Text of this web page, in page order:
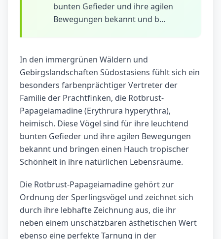
bunten Gefieder und ihre agilen
Bewegungen bekannt und b...
In den immergrünen Wäldern und
Gebirgslandschaften Südostasiens fühlt sich ein
besonders farbenprächtiger Vertreter der
Familie der Prachtfinken, die Rotbrust-
Papageiamadine (Erythrura hyperythra),
heimisch. Diese Vögel sind für ihre leuchtend
bunten Gefieder und ihre agilen Bewegungen
bekannt und bringen einen Hauch tropischer
Schönheit in ihre natürlichen Lebensräume.
Die Rotbrust-Papageiamadine gehört zur
Ordnung der Sperlingsvögel und zeichnet sich
durch ihre lebhafte Zeichnung aus, die ihr
neben einem unschätzbaren ästhetischen Wert
ebenso eine perfekte Tarnung in der